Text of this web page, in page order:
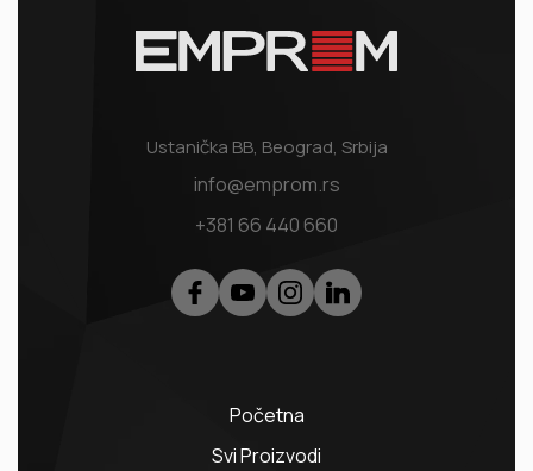
Ustanička BB, Beograd, Srbija
info@emprom.rs
+381 66 440 660
Početna
Svi Proizvodi